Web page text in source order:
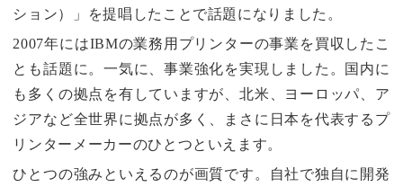
ション）」を提唱したことで話題になりました。
2007年にはIBMの業務用プリンターの事業を買収したこ
とも話題に。一気に、事業強化を実現しました。国内に
も多くの拠点を有していますが、北米、ヨーロッパ、ア
ジアなど全世界に拠点が多く、まさに日本を代表するプ
リンターメーカーのひとつといえます。
ひとつの強みといえるのが画質です。自社で独自に開発